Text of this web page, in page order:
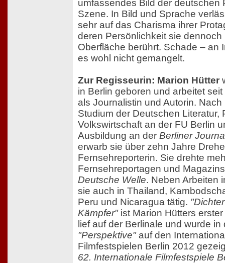
umfassendes Bild der deutschen
Szene. In Bild und Sprache
sehr auf das Charisma ihrer
deren Persönlichkeit sie dennoch
Oberfläche berührt. Schade – an
es wohl nicht gemangelt.
Zur Regisseurin: Marion Hütter
in Berlin geboren und arbeitet
als Journalistin und Autorin. Nach
Studium der Deutschen Literatur,
Volkswirtschaft an der FU Berlin
Ausbildung an der Berliner
erwarb sie über zehn Jahre
Fernsehreporterin. Sie drehte
Fernsehreportagen und
Deutsche Welle. Neben Arbeiten
sie auch in Thailand,
Peru und Nicaragua tätig.
Kämpfer"ist Marion Hütters erster
lief auf der Berlinale und wurde in
"Perspektive"auf den
Filmfestspielen Berlin 2012
62. Internationale Filmfestspiele